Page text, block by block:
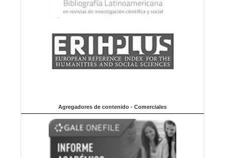
Agregadores de contenido - Comerciales